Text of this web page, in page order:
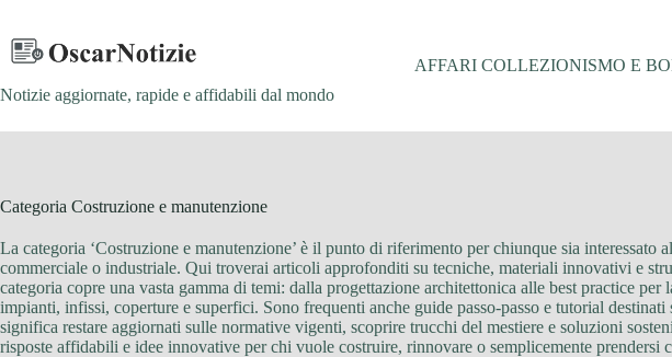
contenuto
Notizie aggiornate, rapide e affidabili dal mondo
AFFARI COLLEZIONISMO E
Categoria Costruzione e manutenzione
La categoria ‘Costruzione e manutenzione’ è il punto di riferimento per chiunque sia
commerciale o industriale. Qui troverai articoli approfonditi su tecniche, materiali innovativi e
categoria copre una vasta gamma di temi: dalla progettazione architettonica alle best practice
impianti, infissi, coperture e superfici. Sono frequenti anche guide passo-passo e tutorial
significa restare aggiornati sulle normative vigenti, scoprire trucchi del mestiere e soluzioni
risposte affidabili e idee innovative per chi vuole costruire, rinnovare o semplicemente prendersi